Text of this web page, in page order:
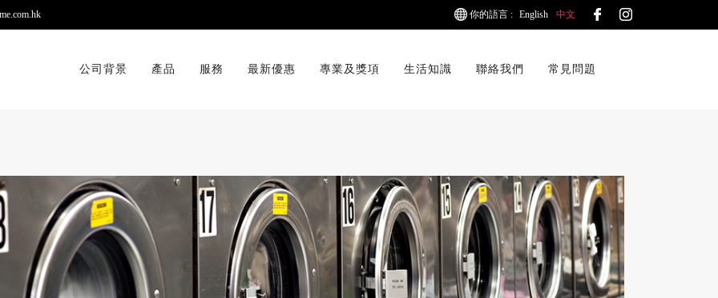
你的語言 : English 中文
公司背景 產品 服務 最新優惠 專業及獎項 生活知識 聯絡我們 常見問題